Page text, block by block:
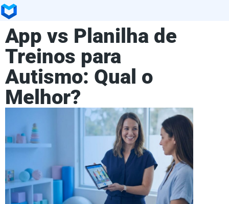
App vs Planilha de
Treinos para
Autismo: Qual o
Melhor?